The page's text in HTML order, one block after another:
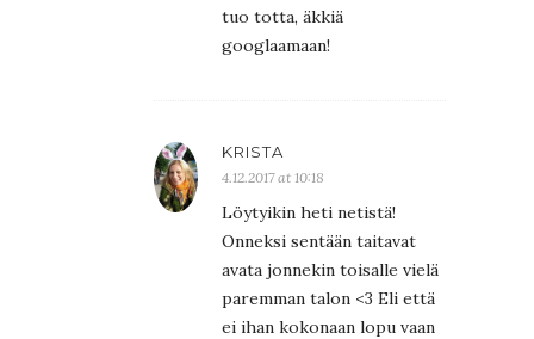
tuo totta, äkkiä
googlaamaan!
KRISTA
4.12.2017 at 10:18
Löytyikin heti netistä!
Onneksi sentään taitavat
avata jonnekin toisalle vielä
paremman talon <3 Eli että
ei ihan kokonaan lopu vaan